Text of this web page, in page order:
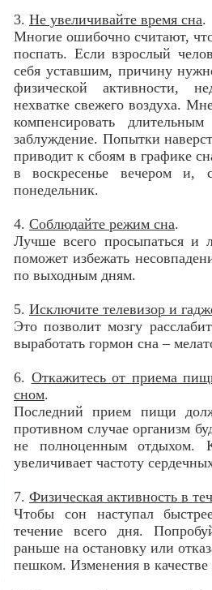
3. Не увеличивайте время сна.
Многие ошибочно считают,
поспать. Если взрослый
себя уставшим, причину
физической активности,
нехватке свежего воздуха.
компенсировать
заблуждение. Попытки
приводит к сбоям в графике
в воскресенье вечером и,
понедельник.
4. Соблюдайте режим сна.
Лучше всего просыпаться и
поможет избежать
по выходным дням.
5. Исключите телевизор и
Это позволит мозгу
выработать гормон сна –
6. Откажитесь от приема
сном.
Последний прием пищи
противном случае организм
не полноценным отдыхом.
увеличивает частоту
7. Физическая активность в
Чтобы сон наступал
течение всего дня.
раньше на остановку или
пешком. Изменения в качестве